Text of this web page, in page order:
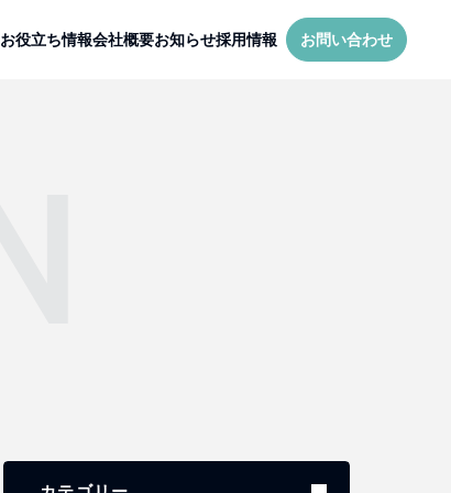
お役立ち情報会社概要お知らせ採用情報 お問い合わせ